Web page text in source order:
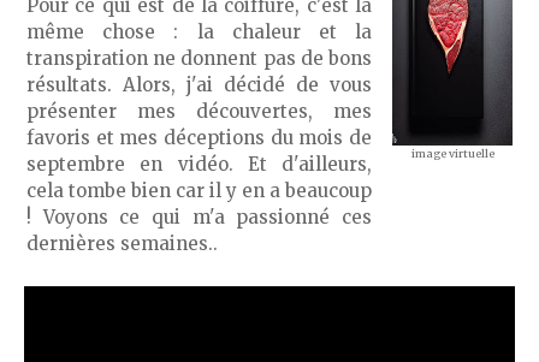
Pour ce qui est de la coiffure, c'est la
même chose : la chaleur et la
transpiration ne donnent pas de bons
résultats. Alors, j'ai décidé de vous
présenter mes découvertes, mes
favoris et mes déceptions du mois de
septembre en vidéo. Et d'ailleurs,
cela tombe bien car il y en a beaucoup
! Voyons ce qui m'a passionné ces
dernières semaines..
image virtuelle